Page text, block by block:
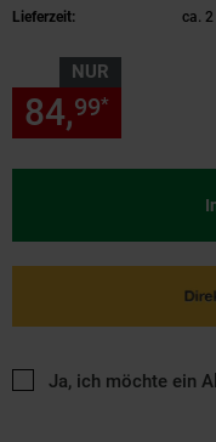
Lieferzeit:
ca.
NUR
84,99*
Ja, ich möchte ein